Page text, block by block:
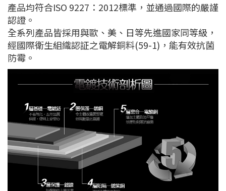
產品均符合ISO 9227：2012標準，並通過國際的嚴謹
認證。
全系列產品皆採用與歐、美、日等先進國家同等級，
經國際衛生組織認証之電解銅料(59-1)，能有效抗菌
防霉。